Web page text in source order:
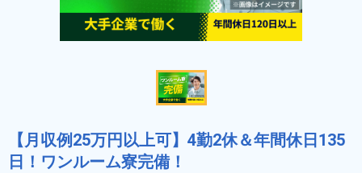
【月収例25万円以上可】4勤2休＆年間休日135
日！ワンルーム寮完備！